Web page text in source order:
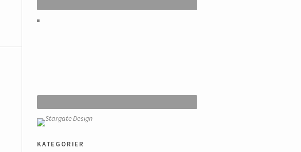
kategorier